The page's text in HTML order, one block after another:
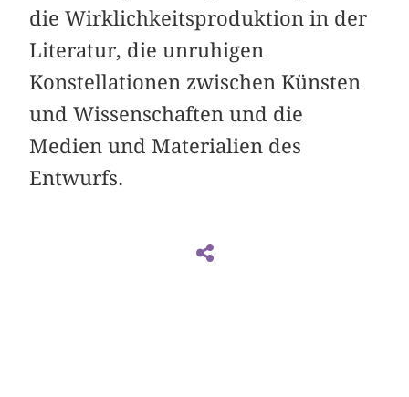
die Wirklichkeitsproduktion in der
Literatur, die unruhigen
Konstellationen zwischen Künsten
und Wissenschaften und die
Medien und Materialien des
Entwurfs.